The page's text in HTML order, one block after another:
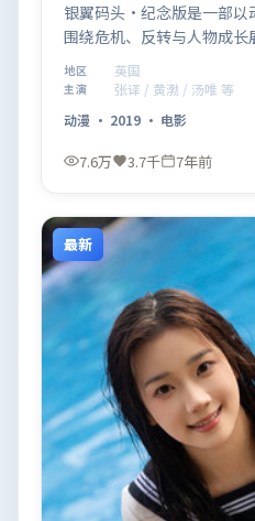
银翼码头·纪念版是一部以
围绕危机、反转与人物成
得推荐观看。
地区 英国
主演
张译 / 黄渤 / 汤唯 等
动漫 · 2019 · 电影
7.6万 3.7千 7年前
最新